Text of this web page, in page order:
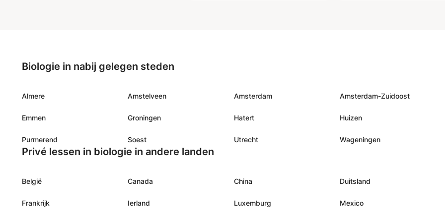
Biologie in nabij gelegen steden
Almere Amstelveen Amsterdam Amsterdam-Zuidoost
Emmen Groningen Hatert Huizen
Purmerend Soest Utrecht Wageningen
Privé lessen in biologie in andere landen
België Canada China Duitsland
Frankrijk Ierland Luxemburg Mexico